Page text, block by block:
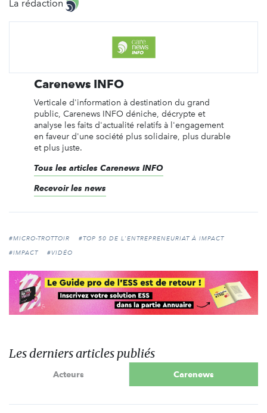
La rédaction
Carenews INFO
Verticale d'information à destination du grand
public, Carenews INFO déniche, décrypte et
analyse les faits d'actualité relatifs à l'engagement
en faveur d'une société plus solidaire, plus durable
et plus juste.
Tous les articles Carenews INFO
Recevoir les news
#MICRO-TROTTOIR
#TOP 50 DE L'ENTREPRENEURIAT À IMPACT
#IMPACT
#VIDÉO
Les derniers articles publiés
Acteurs Carenews